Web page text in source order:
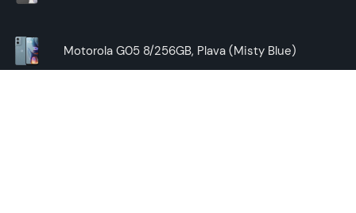
Motorola G05 8/256GB, Plava (Misty Blue)